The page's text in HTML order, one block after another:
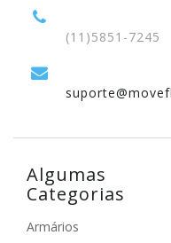
(11)5851-7245
Algumas
Categorias
Armários